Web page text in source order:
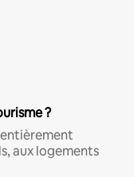
?
aux logements